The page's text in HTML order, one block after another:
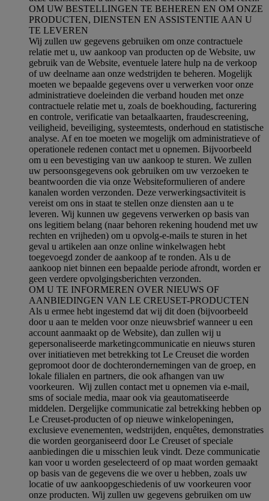
OM UW BESTELLINGEN TE BEHEREN EN OM ONZE
PRODUCTEN, DIENSTEN EN ASSISTENTIE AAN U
TE LEVEREN
Wij zullen uw gegevens gebruiken om onze contractuele
relatie met u, uw aankoop van producten op de Website, uw
gebruik van de Website, eventuele latere hulp na de verkoop
of uw deelname aan onze wedstrijden te beheren. Mogelijk
moeten we bepaalde gegevens over u verwerken voor onze
administratieve doeleinden die verband houden met onze
contractuele relatie met u, zoals de boekhouding, facturering
en controle, verificatie van betaalkaarten, fraudescreening,
veiligheid, beveiliging, systeemtests, onderhoud en statistische
analyse. Af en toe moeten we mogelijk om administratieve of
operationele redenen contact met u opnemen. Bijvoorbeeld
om u een bevestiging van uw aankoop te sturen. We zullen
uw persoonsgegevens ook gebruiken om uw verzoeken te
beantwoorden die via onze Websiteformulieren of andere
kanalen worden verzonden. Deze verwerkingsactiviteit is
vereist om ons in staat te stellen onze diensten aan u te
leveren. Wij kunnen uw gegevens verwerken op basis van
ons legitiem belang (naar behoren rekening houdend met uw
rechten en vrijheden) om u opvolg-e-mails te sturen in het
geval u artikelen aan onze online winkelwagen hebt
toegevoegd zonder de aankoop af te ronden. Als u de
aankoop niet binnen een bepaalde periode afrondt, worden er
geen verdere opvolgingsberichten verzonden.
OM U TE INFORMEREN OVER NIEUWS OF
AANBIEDINGEN VAN LE CREUSET-PRODUCTEN
Als u ermee hebt ingestemd dat wij dit doen (bijvoorbeeld
door u aan te melden voor onze nieuwsbrief wanneer u een
account aanmaakt op de Website), dan zullen wij u
gepersonaliseerde marketingcommunicatie en nieuws sturen
over initiatieven met betrekking tot Le Creuset die worden
gepromoot door de dochterondernemingen van de groep, en
lokale filialen en partners, die ook afhangen van uw
voorkeuren. Wij zullen contact met u opnemen via e-mail,
sms of sociale media, maar ook via geautomatiseerde
middelen. Dergelijke communicatie zal betrekking hebben op
Le Creuset-producten of op nieuwe winkelopeningen,
exclusieve evenementen, wedstrijden, enquêtes, demonstraties
die worden georganiseerd door Le Creuset of speciale
aanbiedingen die u misschien leuk vindt. Deze communicatie
kan voor u worden geselecteerd of op maat worden gemaakt
op basis van de gegevens die we over u hebben, zoals uw
locatie of uw aankoopgeschiedenis of uw voorkeuren voor
onze producten. Wij zullen uw gegevens gebruiken om uw